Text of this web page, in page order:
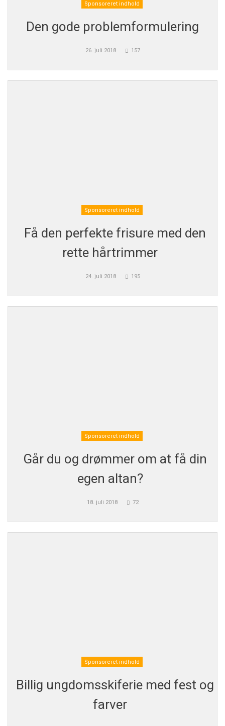
Sponsoreret indhold
Den gode problemformulering
26. juli 2018 157
Sponsoreret indhold
Få den perfekte frisure med den
rette hårtrimmer
24. juli 2018 195
Sponsoreret indhold
Går du og drømmer om at få din
egen altan?
18. juli 2018 72
Sponsoreret indhold
Billig ungdomsskiferie med fest og
farver